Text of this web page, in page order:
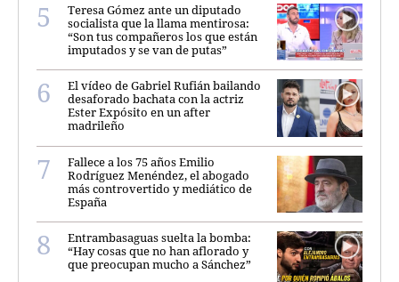
Teresa Gómez ante un diputado
socialista que la llama mentirosa:
“Son tus compañeros los que están
imputados y se van de putas”
El vídeo de Gabriel Rufián bailando
desaforado bachata con la actriz
Ester Expósito en un after
madrileño
Fallece a los 75 años Emilio
Rodríguez Menéndez, el abogado
más controvertido y mediático de
España
Entrambasaguas suelta la bomba:
“Hay cosas que no han aflorado y
que preocupan mucho a Sánchez”